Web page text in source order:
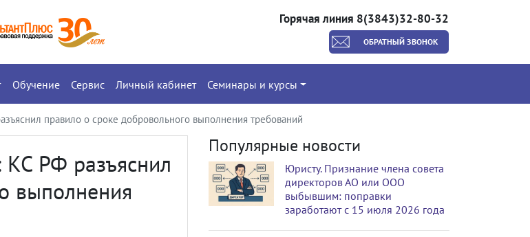
Горячая линия 8(3843)32-80-32
ОБРАТНЫЙ ЗВОНОК
Обучение Сервис Личный кабинет Семинары и курсы
правило о сроке добровольного выполнения требований
КС РФ разъяснил
выполнения
Популярные новости
Юристу. Признание члена совета
директоров АО или ООО
выбывшим: поправки
заработают с 15 июля 2026 года